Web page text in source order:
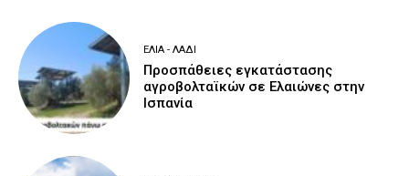
ΕΛΙΆ - ΛΆΔΙ
Προσπάθειες εγκατάστασης
αγροβολταϊκών σε Ελαιώνες στην
Ισπανία